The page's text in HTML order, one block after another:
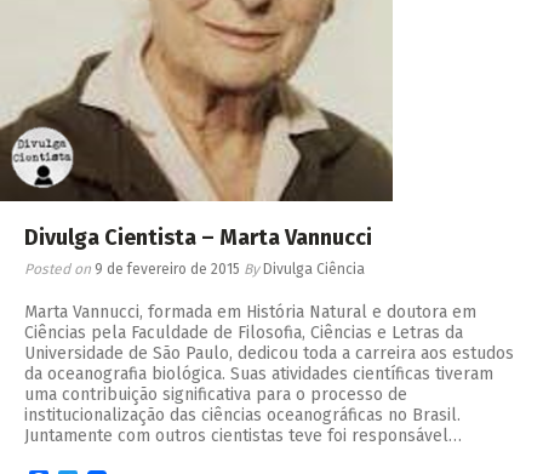
Divulga Cientista – Marta Vannucci
Posted on 9 de fevereiro de 2015 By Divulga Ciência
Marta Vannucci, formada em História Natural e doutora em
Ciências pela Faculdade de Filosofia, Ciências e Letras da
Universidade de São Paulo, dedicou toda a carreira aos estudos
da oceanografia biológica. Suas atividades científicas tiveram
uma contribuição significativa para o processo de
institucionalização das ciências oceanográficas no Brasil.
Juntamente com outros cientistas teve foi responsável…